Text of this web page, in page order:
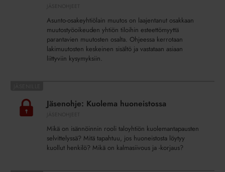
Asunto-osakeyhtiölain muutos on laajentanut osakkaan
muutostyöoikeuden yhtiön tiloihin esteettömyyttä
parantavien muutosten osalta. Ohjeessa kerrotaan
lakimuutosten keskeinen sisältö ja vastataan asiaan
liittyviin kysymyksiin.
Kuolema
huoneistossaJäsenohje: Kuolema huoneistossa
Mikä on isännöinnin rooli taloyhtiön kuolemantapausten
selvittelyssä? Mitä tapahtuu, jos huoneistosta löytyy
kuollut henkilö? Mikä on kalmasiivous ja -korjaus?